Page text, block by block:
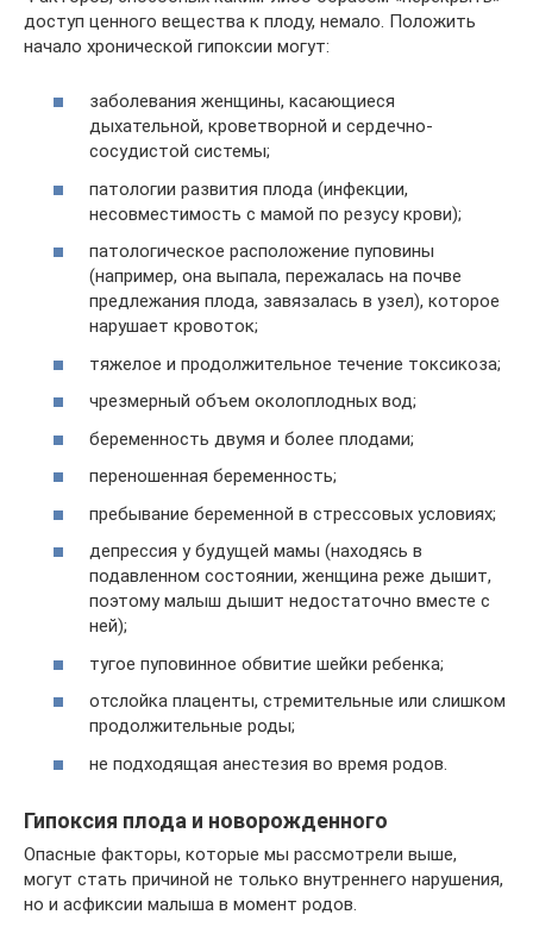
доступ ценного вещества к плоду, немало. Положить
начало хронической гипоксии могут:
заболевания женщины, касающиеся
дыхательной, кроветворной и сердечно-
сосудистой системы;
патологии развития плода (инфекции,
несовместимость с мамой по резусу крови);
патологическое расположение пуповины
(например, она выпала, пережалась на почве
предлежания плода, завязалась в узел), которое
нарушает кровоток;
тяжелое и продолжительное течение токсикоза;
чрезмерный объем околоплодных вод;
беременность двумя и более плодами;
переношенная беременность;
пребывание беременной в стрессовых условиях;
депрессия у будущей мамы (находясь в
подавленном состоянии, женщина реже дышит,
поэтому малыш дышит недостаточно вместе с
ней);
тугое пуповинное обвитие шейки ребенка;
отслойка плаценты, стремительные или слишком
продолжительные роды;
не подходящая анестезия во время родов.
Гипоксия плода и новорожденного
Опасные факторы, которые мы рассмотрели выше,
могут стать причиной не только внутреннего нарушения,
но и асфиксии малыша в момент родов.